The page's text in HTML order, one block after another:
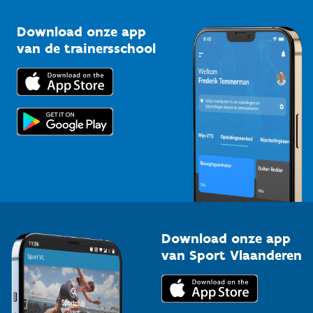
Bedrijven
Trainers en begeleiders
Topsporters
Kennisplatform
Downloads
Voor de pers
Download onze app
van de trainersschool
Download onze app
van Sport Vlaanderen